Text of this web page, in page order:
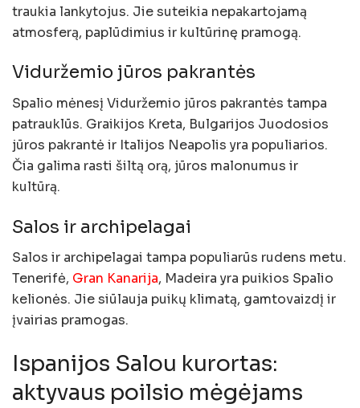
traukia lankytojus. Jie suteikia nepakartojamą
atmosferą, paplūdimius ir kultūrinę pramogą.
Viduržemio jūros pakrantės
Spalio mėnesį Viduržemio jūros pakrantės tampa
patrauklūs. Graikijos Kreta, Bulgarijos Juodosios
jūros pakrantė ir Italijos Neapolis yra populiarios.
Čia galima rasti šiltą orą, jūros malonumus ir
kultūrą.
Salos ir archipelagai
Salos ir archipelagai tampa populiarūs rudens metu.
Tenerifė, Gran Kanarija, Madeira yra puikios Spalio
kelionės. Jie siūlauja puikų klimatą, gamtovaizdį ir
įvairias pramogas.
Ispanijos Salou kurortas:
aktyvaus poilsio mėgėjams